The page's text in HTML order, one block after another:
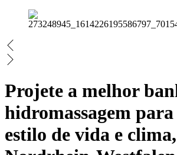
Projete a melhor
hidromassagem para
estilo de vida e clima,